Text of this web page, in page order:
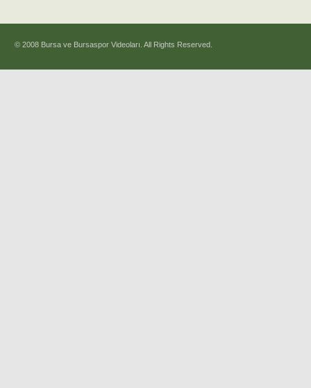
© 2008 Bursa ve Bursaspor Videoları. All Rights Reserved.